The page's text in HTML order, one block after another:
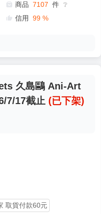
商品 7107 件 ❔
信用 99 %
久島鷗 Ani-Art
7/17截止 (已下架)
取貨付款60元